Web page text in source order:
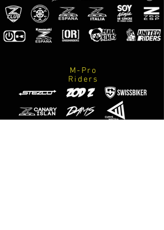
motocicleta. Para algunos modelos se
sirve un kit de montaje extra para
poder sujetar el carenabrís en la
motocicleta.
M-Pro
Riders